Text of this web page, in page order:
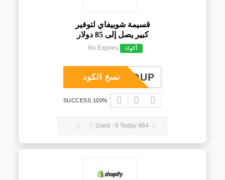
قسيمة شوبيفاي لتوفير
كبير يصل إلى 85 دولار
أكواد No Expires
COUP نسخ الكود
100% SUCCESS